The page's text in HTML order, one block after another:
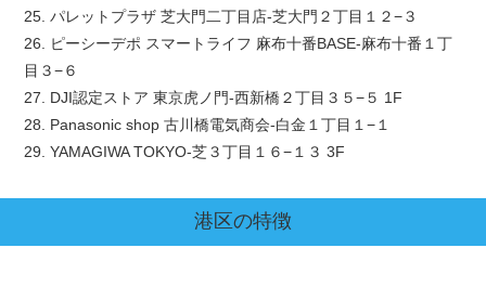
25. パレットプラザ 芝大門二丁目店-芝大門２丁目１２−３
26. ピーシーデポ スマートライフ 麻布十番BASE-麻布十番１丁
目３−６
27. DJI認定ストア 東京虎ノ門-西新橋２丁目３５−５ 1F
28. Panasonic shop 古川橋電気商会-白金１丁目１−１
29. YAMAGIWA TOKYO-芝３丁目１６−１３ 3F
港区の特徴